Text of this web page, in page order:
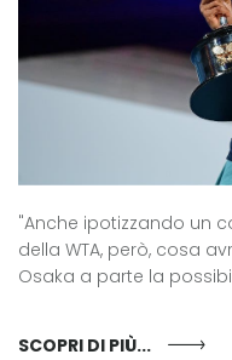
"Anche ipotizzando un
della WTA, però, cosa
Osaka a parte la
SCOPRI DI PIÙ...